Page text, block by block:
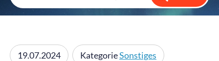
19.07.2024 KategorieSonstiges